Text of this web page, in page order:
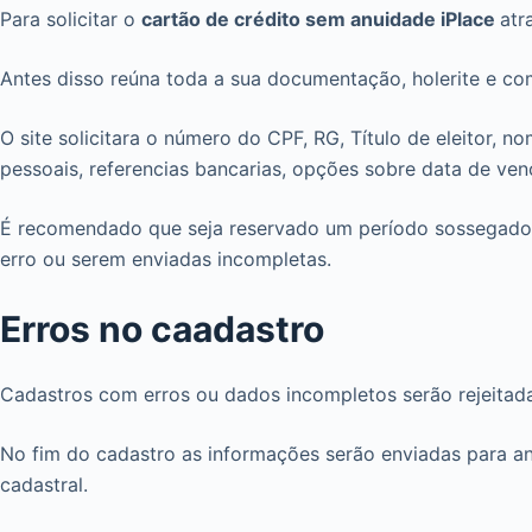
Para solicitar o cartão de crédito sem anuidade iPlace
Antes disso reúna toda a sua documentação, holerite e
O site solicitara o número do CPF, RG, Título de eleitor,
pessoais, referencias bancarias, opções sobre data de
É recomendado que seja reservado um período
erro ou serem enviadas incompletas.
Erros no caadastro
Cadastros com erros ou dados incompletos serão
No fim do cadastro as informações serão enviadas para
cadastral.